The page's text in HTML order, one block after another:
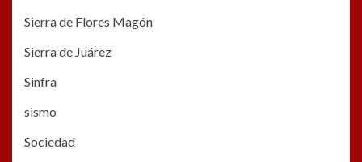
Sierra de Flores Magón
Sierra de Juárez
Sinfra
sismo
Sociedad